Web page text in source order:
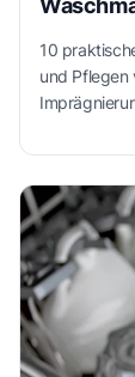
10
und Pflegen